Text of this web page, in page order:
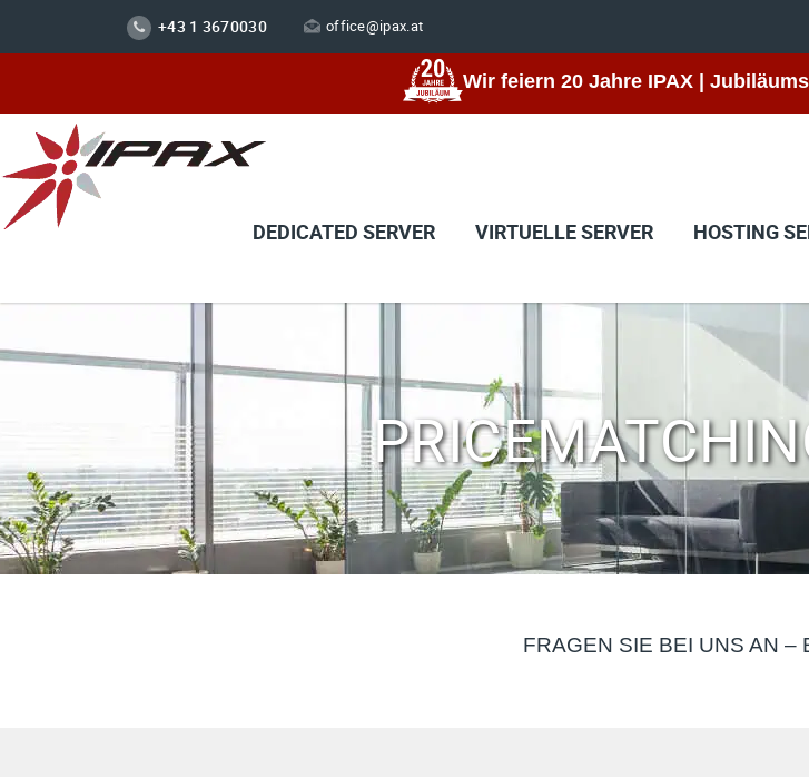
+43 1 3670030 office@ipax.at
Wir feiern 20 Jahre IPAX |
DEDICATED SERVER VIRTUELLE SERVER HOSTING
FRAGEN SIE BEI UNS AN –